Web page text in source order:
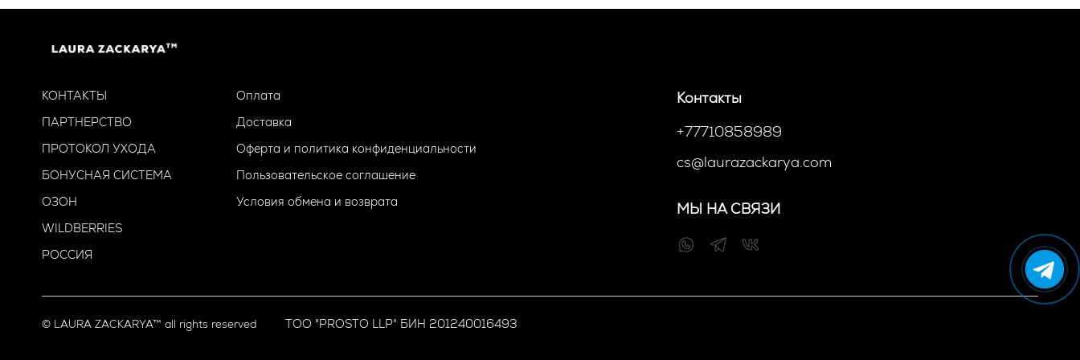
Ампулы ABVC+ — в другие дни, только вечером
КОНТАКТЫ
ПАРТНЕРСТВО
ПРОТОКОЛ УХОДА
БОНУСНАЯ СИСТЕМА
ОЗОН
WILDBERRIES
РОССИЯ
Оплата
Доставка
Оферта и политика конфиденциальности
Пользовательское соглашение
Условия обмена и возврата
Контакты
+77710858989
cs@laurazackarya.com
МЫ НА СВЯЗИ
© LAURA ZACKARYA™ all rights reserved TOO "PROSTO LLP" БИН 201240016493